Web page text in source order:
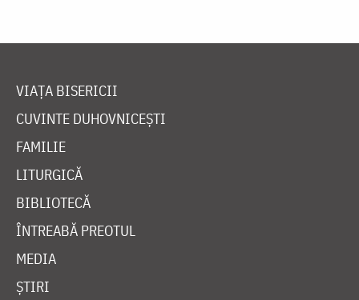
VIAȚA BISERICII
CUVINTE DUHOVNICEȘTI
FAMILIE
LITURGICĂ
BIBLIOTECĂ
ÎNTREABĂ PREOTUL
MEDIA
ȘTIRI